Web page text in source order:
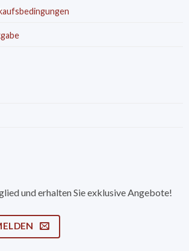
und erhalten Sie exklusive Angebote!